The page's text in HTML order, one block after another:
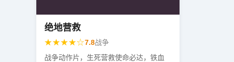
绝地营救
★★★★☆7.8战争
战争动作片，生死营救使命必达，铁血